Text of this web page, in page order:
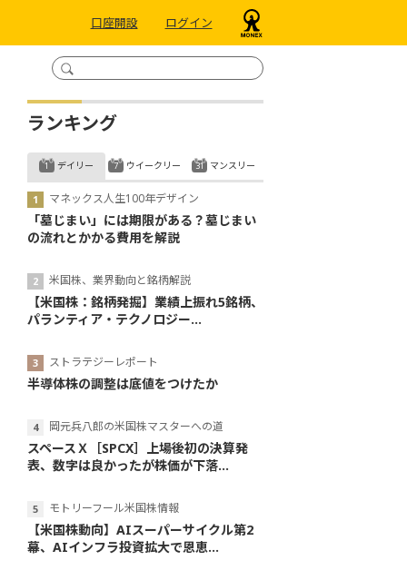
口座開設 ログイン
ランキング
デイリー
マネックス人生100年デザイン
「墓じまい」には期限がある？墓じまい
の流れとかかる費用を解説
米国株、業界動向と銘柄解説
【米国株：銘柄発掘】業績上振れ5銘柄、
パランティア・テクノロジー...
ストラテジーレポート
半導体株の調整は底値をつけたか
岡元兵八郎の米国株マスターへの道
スペースＸ［SPCX］上場後初の決算発
表、数字は良かったが株価が下落...
モトリーフール米国株情報
【米国株動向】AIスーパーサイクル第2
幕、AIインフラ投資拡大で恩恵...
ウイークリー マンスリー